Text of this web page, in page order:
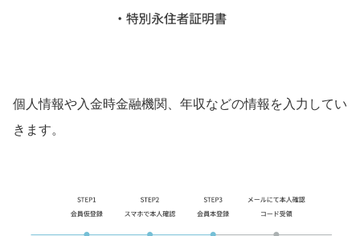
個人情報や入金時金融機関、年収などの情報を入力してい
きます。